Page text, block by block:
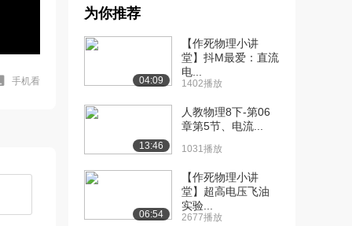
手机看
1555播放
[8] 探究平面镜成像的特点
1349播放
[9] 探究凸透镜成像规律 02:31
流特点
为你推荐
04:09
【作死物理小讲
堂】抖M最爱：直流
电...
1402播放
13:46
人教物理8下-第06
章第5节、电流...
1031播放
06:54
【作死物理小讲
堂】超高电压飞油
实验...
2677播放